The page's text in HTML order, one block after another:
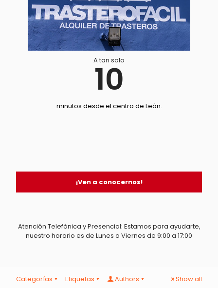
A tan solo
10
minutos desde el centro de León.
¡Ven a conocernos!
Atención Telefónica y Presencial: Estamos para ayudarte,
nuestro horario es de Lunes a Viernes de 9:00 a 17:00
Categorías Etiquetas Authors Show all